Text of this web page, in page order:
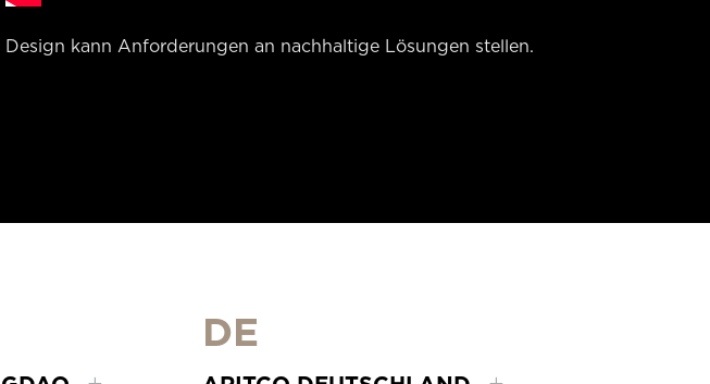
Design kann Anforderungen an nachhaltige Lösungen stellen.
DE